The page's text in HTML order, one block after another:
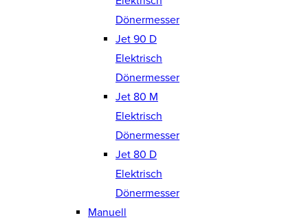
Dönermesser
Jet 90 D
Elektrisch
Dönermesser
Jet 80 M
Elektrisch
Dönermesser
Jet 80 D
Elektrisch
Dönermesser
Manuell